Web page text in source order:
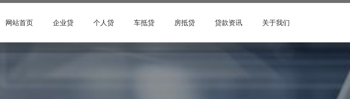
网站首页 企业贷 个人贷 车抵贷 房抵贷 贷款资讯 关于我们